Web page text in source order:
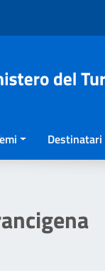
Destinatari